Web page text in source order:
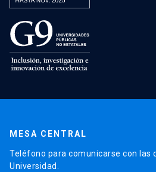
MESA CENTRAL
Teléfono para comunicarse con las
Universidad.